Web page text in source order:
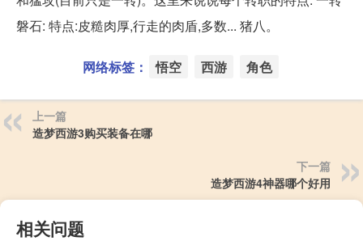
磐石: 特点:皮糙肉厚,行走的肉盾,多数... 猪八。
网络标签： 悟空 西游 角色
上一篇
造梦西游3购买装备在哪
下一篇
造梦西游4神器哪个好用
相关问题